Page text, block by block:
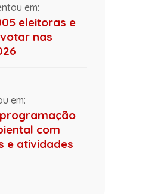
em:
eleitoras e
nas
em:
com
e atividades